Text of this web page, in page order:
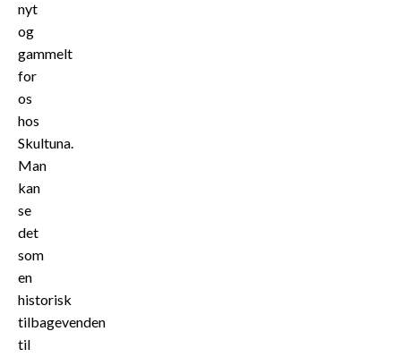
nyt
og
gammelt
for
os
hos
Skultuna.
Man
kan
se
det
som
en
historisk
tilbagevenden
til